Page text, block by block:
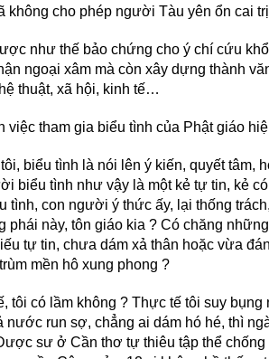
không cho phép người Tàu yên ổn cai
như thế bảo chứng cho ý chí cứu
ngoại xâm mà còn xây dựng thành
thuật, xã hội, kinh tế…
việc tham gia biểu tình của Phật giáo
biểu tình là nói lên ý kiến, quyết tâm,
biểu tình như vậy là một kẻ tự tin, kẻ
tình, con người ý thức ấy, lại thống
phái này, tôn giáo kia ? Có chăng
tự tin, chưa dám xả thân hoặc vừa
mền hô xung phong ?
tôi có lầm không ? Thực tế tôi suy
run sợ, chẳng ai dám hó hé, thì
sư ở Cần thơ tự thiêu tập thể